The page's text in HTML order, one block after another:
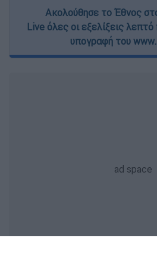
Ακολούθησε το Έθνος
Live όλες οι εξελίξεις
υπογραφή του